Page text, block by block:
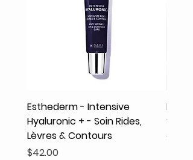
Esthederm - Intensive
Hyaluronic + - Soin Rides,
Lèvres & Contours
Price
$42.00
Price
$41.93